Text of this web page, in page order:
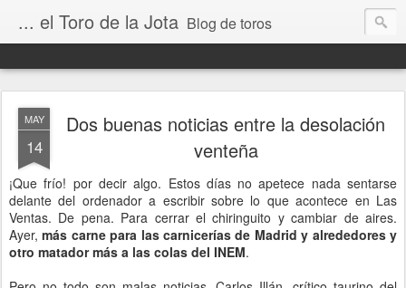
... el Toro de la Jota Blog de toros
MAY
14
Dos buenas noticias entre la desolación
venteña
¡Que frío! por decir algo. Estos días no apetece nada sentarse
delante del ordenador a escribir sobre lo que acontece en Las
Ventas. De pena. Para cerrar el chiringuito y cambiar de aires.
Ayer,más carne para las carnicerías de Madrid y alrededores y
otro matador más a las colas del INEM.